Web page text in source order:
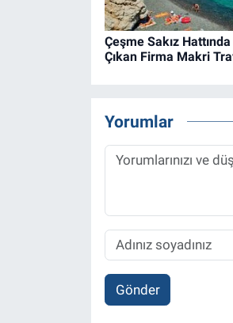
Çeşme Sakız
Çıkan Firma Makri
Yorumlar
Gönder